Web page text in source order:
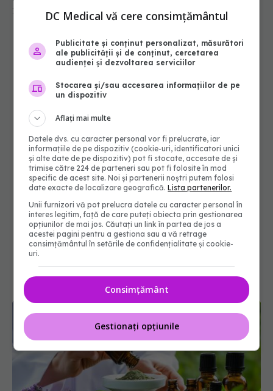
10 sep 2025, 14:10DC Medical vă cere consimțământul
Publicitate și conținut personalizat, măsurători
ale publicității și de conținut, cercetarea
audienței și dezvoltarea serviciilor
Stocarea și/sau accesarea informațiilor de pe
un dispozitiv
Aflați mai multe
Datele dvs. cu caracter personal vor fi prelucrate, iar
informațiile de pe dispozitiv (cookie-uri, identificatori unici
și alte date de pe dispozitiv) pot fi stocate, accesate de și
trimise către 224 de parteneri sau pot fi folosite în mod
specific de acest site. Noi și partenerii noștri putem folosi
date exacte de localizare geografică.Lista partenerilor.
Unii furnizori vă pot prelucra datele cu caracter personal în
interes legitim, față de care puteți obiecta prin gestionarea
opțiunilor de mai jos. Căutați un link în partea de jos a
acestei pagini pentru a gestiona sau a vă retrage
consimțământul în setările de confidențialitate și cookie-
uri.
Consimțământ
Gestionați opțiunile